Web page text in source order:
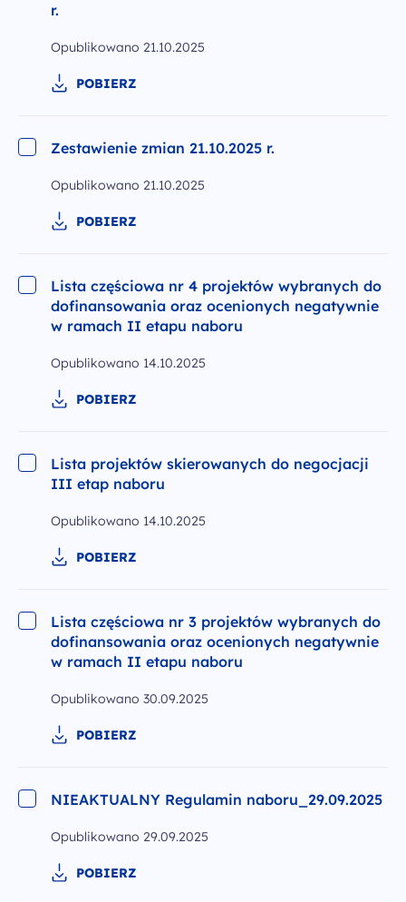
r.
Opublikowano 21.10.2025
POBIERZ
Zestawienie zmian 21.10.2025 r.
Opublikowano 21.10.2025
POBIERZ
Lista częściowa nr 4 projektów wybranych do
dofinansowania oraz ocenionych negatywnie
w ramach II etapu naboru
Opublikowano 14.10.2025
POBIERZ
Lista projektów skierowanych do negocjacji
III etap naboru
Opublikowano 14.10.2025
POBIERZ
Lista częściowa nr 3 projektów wybranych do
dofinansowania oraz ocenionych negatywnie
w ramach II etapu naboru
Opublikowano 30.09.2025
POBIERZ
NIEAKTUALNY Regulamin naboru_29.09.2025
Opublikowano 29.09.2025
POBIERZ